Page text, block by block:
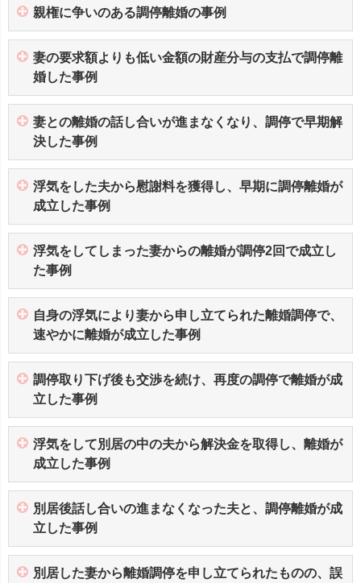
親権に争いのある調停離婚の事例
妻の要求額よりも低い金額の財産分与の支払で調停離
婚した事例
妻との離婚の話し合いが進まなくなり、調停で早期解
決した事例
浮気をした夫から慰謝料を獲得し、早期に調停離婚が
成立した事例
浮気をしてしまった妻からの離婚が調停2回で成立し
た事例
自身の浮気により妻から申し立てられた離婚調停で、
速やかに離婚が成立した事例
調停取り下げ後も交渉を続け、再度の調停で離婚が成
立した事例
浮気をして別居の中の夫から解決金を取得し、離婚が
成立した事例
別居後話し合いの進まなくなった夫と、調停離婚が成
立した事例
別居した妻から離婚調停を申し立てられたものの、誤